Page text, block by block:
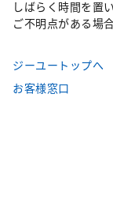
しばらく時間を置
ご不明点がある場
ジーユートップへ
お客様窓口